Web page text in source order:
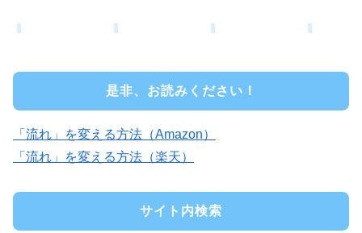
是非、お読みください！
「流れ」を変える方法（Amazon）
「流れ」を変える方法（楽天）
サイト内検索